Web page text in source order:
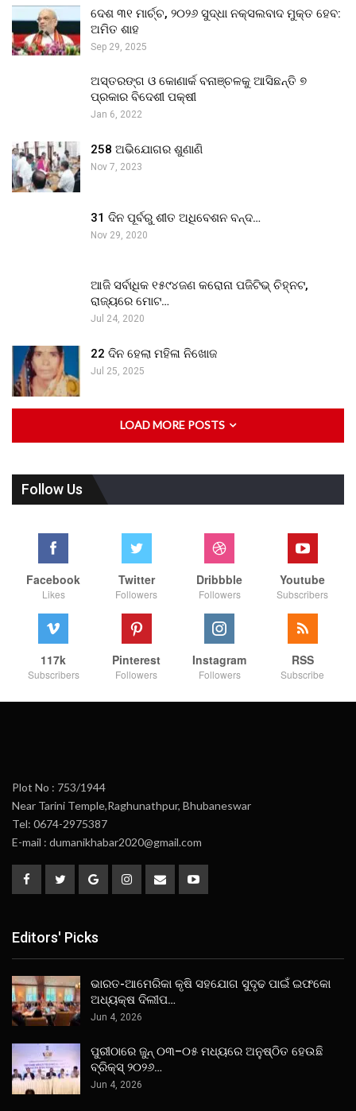
ଦେଶ ୩୧ ମାର୍ଚ୍ଚ, ୨୦୨୬ ସୁଦ୍ଧା ନକ୍ସଲବାଦ ମୁକ୍ତ ହେବ:
ଅମିତ ଶାହ
Sep 29, 2025
ଅସ୍ତରଙ୍ଗ ଓ କୋଣାର୍କ ବନାଞ୍ଚଳକୁ ଆସିଛନ୍ତି ୭
ପ୍ରକାର ବିଦେଶୀ ପକ୍ଷୀ
Jan 6, 2022
258 ଅଭିଯୋଗର ଶୁଣାଣି
Nov 7, 2023
31 ଦିନ ପୂର୍ବରୁ ଶୀତ ଅଧିବେଶନ ବନ୍ଦ…
Nov 29, 2020
ଆଜି ସର୍ବାଧିକ ୧୫୯୪ଜଣ କରୋନା ପଜିଟିଭ୍ ଚିହ୍ନଟ,
ରାଜ୍ୟରେ ମୋଟ…
Jul 24, 2020
22 ଦିନ ହେଲା ମହିଳା ନିଖୋଜ
Jul 25, 2025
LOAD MORE POSTS
Follow Us
Facebook
Likes
Twitter
Followers
Dribbble
Followers
Youtube
Subscribers
117k
Subscribers
Pinterest
Followers
Instagram
Followers
RSS
Subscribe
Plot No : 753/1944
Near Tarini Temple,Raghunathpur, Bhubaneswar
Tel: 0674-2975387
E-mail : dumanikhabar2020@gmail.com
Editors' Picks
ଭାରତ-ଆମେରିକା କୃଷି ସହଯୋଗ ସୁଦୃଢ ପାଇଁ ଇଫକୋ
ଅଧ୍ୟକ୍ଷ ଦିଲୀପ…
Jun 4, 2026
ପୁରୀଠାରେ ଜୁନ୍ ୦୩–୦୫ ମଧ୍ୟରେ ଅନୁଷ୍ଠିତ ହେଉଛି
ବ୍ରିକ୍ସ୍ ୨୦୨୬…
Jun 4, 2026